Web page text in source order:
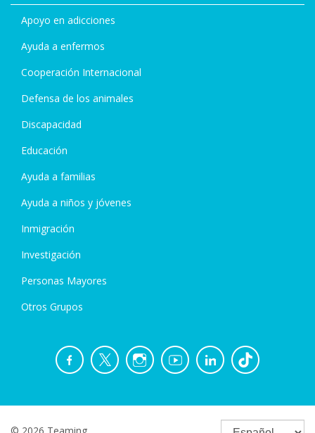
Apoyo en adicciones
Ayuda a enfermos
Cooperación Internacional
Defensa de los animales
Discapacidad
Educación
Ayuda a familias
Ayuda a niños y jóvenes
Inmigración
Investigación
Personas Mayores
Otros Grupos